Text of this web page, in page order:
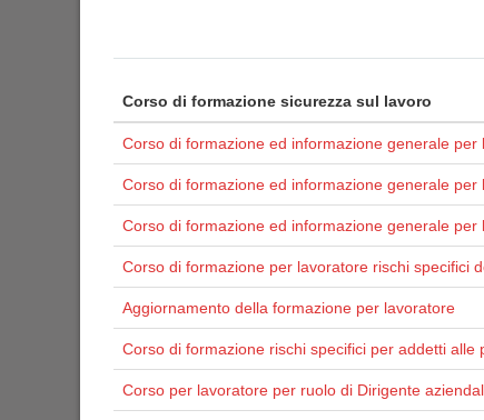
Corso di formazione sicurezza sul lavoro
Corso di formazione ed informazione generale per
Corso di formazione ed informazione generale per
Corso di formazione ed informazione generale per
Corso di formazione per lavoratore rischi specifici
Aggiornamento della formazione per lavoratore
Corso di formazione rischi specifici per addetti alle
Corso per lavoratore per ruolo di Dirigente